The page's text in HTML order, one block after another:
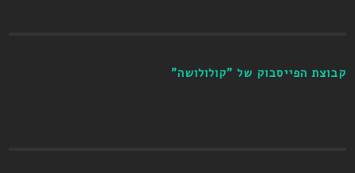
קבוצת הפייסבוק של "קולולושה"